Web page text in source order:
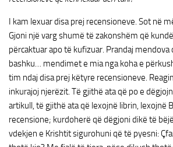
I kam lexuar disa prej recensioneve. Sot në
Gjoni një varg shumë të zakonshëm që
përcaktuar apo të kufizuar. Prandaj mendova
bashku… mendimet e mia nga koha e
tim ndaj disa prej këtyre recensioneve.
inkurajoj njerëzit. Të gjithë ata që po e
artikull, të gjithë ata që lexojnë librin, lexojnë
recensione; kurdoherë që dëgjoni dikë të
vdekjen e Krishtit sigurohuni që të pyesni: